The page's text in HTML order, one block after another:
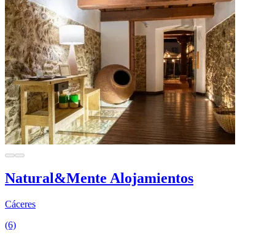
Natural&Mente Alojamientos
Cáceres
(6)